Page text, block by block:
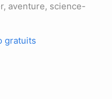
aventure, science-
gratuits